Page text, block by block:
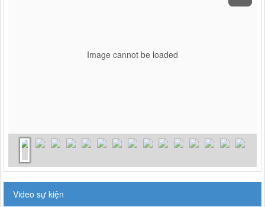
Image cannot be loaded
Video sự kiện